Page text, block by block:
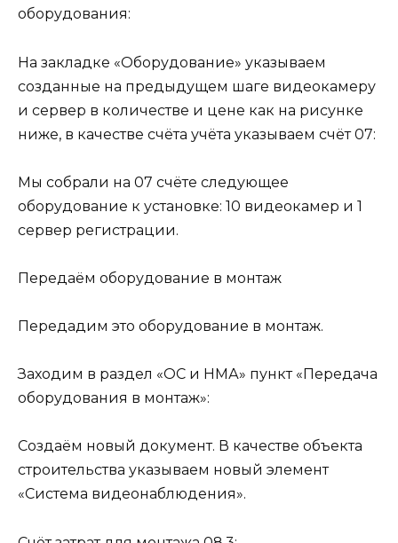
оборудования:
На закладке «Оборудование» указываем
созданные на предыдущем шаге видеокамеру
и сервер в количестве и цене как на рисунке
ниже, в качестве счёта учёта указываем счёт 07:
Мы собрали на 07 счёте следующее
оборудование к установке: 10 видеокамер и 1
сервер регистрации.
Передаём оборудование в монтаж
Передадим это оборудование в монтаж.
Заходим в раздел «ОС и НМА» пункт «Передача
оборудования в монтаж»:
Создаём новый документ. В качестве объекта
строительства указываем новый элемент
«Система видеонаблюдения».